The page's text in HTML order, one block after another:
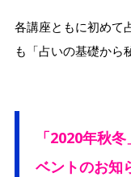
各講座ともに初めて
も「占いの基礎から
「2020年秋
ベントのお知